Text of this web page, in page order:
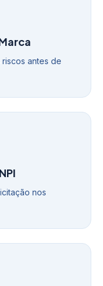
antes de
nos